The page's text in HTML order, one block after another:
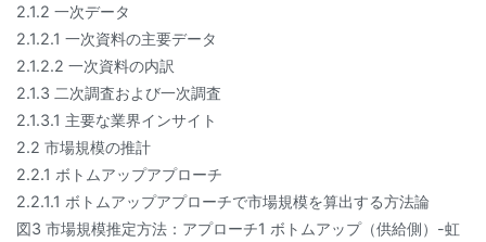
2.1.2 一次データ
2.1.2.1 一次資料の主要データ
2.1.2.2 一次資料の内訳
2.1.3 二次調査および一次調査
2.1.3.1 主要な業界インサイト
2.2 市場規模の推計
2.2.1 ボトムアップアプローチ
2.2.1.1 ボトムアップアプローチで市場規模を算出する方法論
図3 市場規模推定方法：アプローチ1 ボトムアップ（供給側）-虹